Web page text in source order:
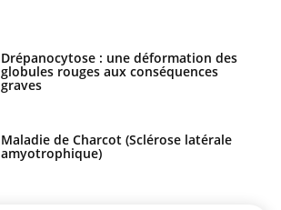
Drépanocytose : une déformation des
globules rouges aux conséquences
graves
Maladie de Charcot (Sclérose latérale
amyotrophique)